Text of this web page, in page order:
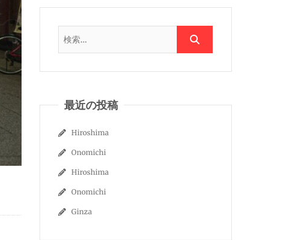
最近の投稿
Hiroshima
Onomichi
Hiroshima
Onomichi
Ginza